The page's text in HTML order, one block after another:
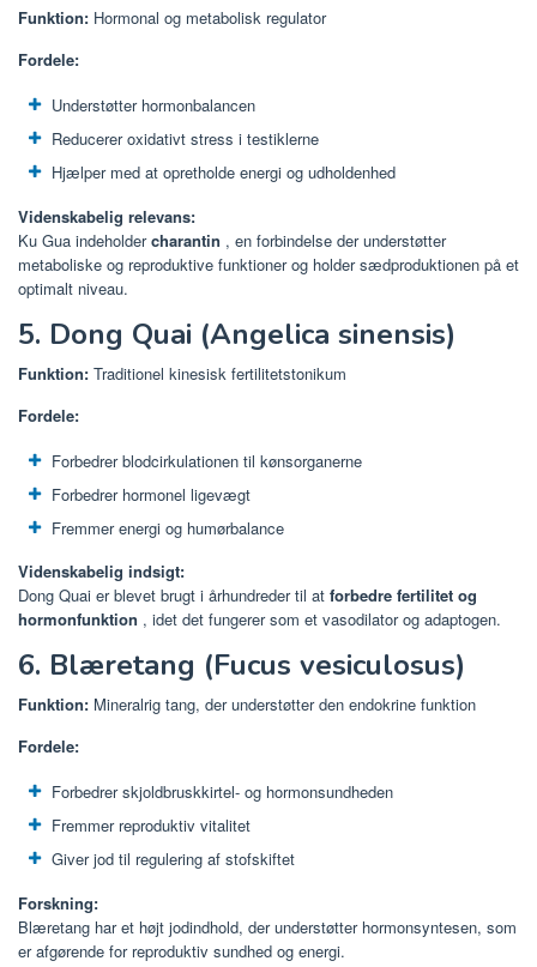
Funktion: Hormonal og metabolisk regulator
Fordele:
Understøtter hormonbalancen
Reducerer oxidativt stress i testiklerne
Hjælper med at opretholde energi og udholdenhed
Videnskabelig relevans:
Ku Gua indeholdercharantin , en forbindelse der understøtter
metaboliske og reproduktive funktioner og holder sædproduktionen på et
optimalt niveau.
5. Dong Quai (Angelica sinensis)
Funktion: Traditionel kinesisk fertilitetstonikum
Fordele:
Forbedrer blodcirkulationen til kønsorganerne
Forbedrer hormonel ligevægt
Fremmer energi og humørbalance
Videnskabelig indsigt:
Dong Quai er blevet brugt i århundreder til at forbedre fertilitet og
hormonfunktion , idet det fungerer som et vasodilator og adaptogen.
6. Blæretang (Fucus vesiculosus)
Funktion: Mineralrig tang, der understøtter den endokrine funktion
Fordele:
Forbedrer skjoldbruskkirtel- og hormonsundheden
Fremmer reproduktiv vitalitet
Giver jod til regulering af stofskiftet
Forskning:
Blæretang har et højt jodindhold, der understøtter hormonsyntesen, som
er afgørende for reproduktiv sundhed og energi.